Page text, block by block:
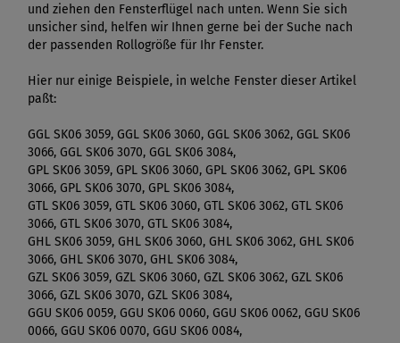
und ziehen den Fensterflügel nach unten. Wenn Sie sich
unsicher sind, helfen wir Ihnen gerne bei der Suche nach
der passenden Rollogröße für Ihr Fenster.
Hier nur einige Beispiele, in welche Fenster dieser Artikel
paßt:
GGL SK06 3059, GGL SK06 3060, GGL SK06 3062, GGL SK06
3066, GGL SK06 3070, GGL SK06 3084,
GPL SK06 3059, GPL SK06 3060, GPL SK06 3062, GPL SK06
3066, GPL SK06 3070, GPL SK06 3084,
GTL SK06 3059, GTL SK06 3060, GTL SK06 3062, GTL SK06
3066, GTL SK06 3070, GTL SK06 3084,
GHL SK06 3059, GHL SK06 3060, GHL SK06 3062, GHL SK06
3066, GHL SK06 3070, GHL SK06 3084,
GZL SK06 3059, GZL SK06 3060, GZL SK06 3062, GZL SK06
3066, GZL SK06 3070, GZL SK06 3084,
GGU SK06 0059, GGU SK06 0060, GGU SK06 0062, GGU SK06
0066, GGU SK06 0070, GGU SK06 0084,